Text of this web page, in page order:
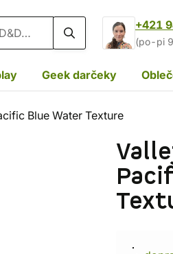
+421
(po-pi
Geek darčeky
Blue Water Texture